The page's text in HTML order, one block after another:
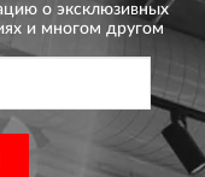
о эксклюзивных
и многом другом